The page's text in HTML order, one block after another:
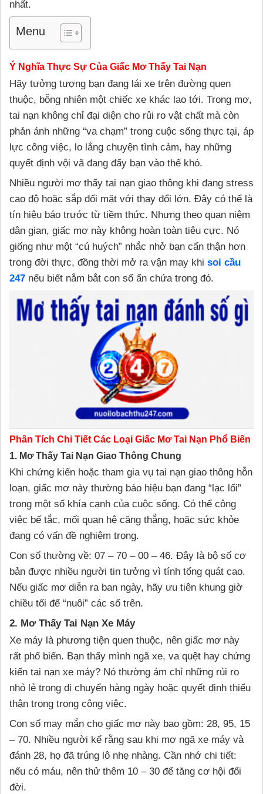
nhất.
Menu
Ý Nghĩa Thực Sự Của Giấc Mơ Thấy Tai Nạn
Hãy tưởng tượng bạn đang lái xe trên đường quen
thuộc, bỗng nhiên một chiếc xe khác lao tới. Trong mơ,
tai nạn không chỉ đại diện cho rủi ro vật chất mà còn
phản ánh những “va chạm” trong cuộc sống thực tại, áp
lực công việc, lo lắng chuyện tình cảm, hay những
quyết định vội vã đang đẩy bạn vào thế khó.
Nhiều người mơ thấy tai nạn giao thông khi đang stress
cao độ hoặc sắp đối mặt với thay đổi lớn. Đây có thể là
tín hiệu báo trước từ tiềm thức. Nhưng theo quan niệm
dân gian, giấc mơ này không hoàn toàn tiêu cực. Nó
giống như một “cú huých” nhắc nhở bạn cẩn thận hơn
trong đời thực, đồng thời mở ra vận may khi soi cầu
247 nếu biết nắm bắt con số ẩn chứa trong đó.
Phân Tích Chi Tiết Các Loại Giấc Mơ Tai Nạn Phổ Biến
1. Mơ Thấy Tai Nạn Giao Thông Chung
Khi chứng kiến hoặc tham gia vụ tai nạn giao thông hỗn
loạn, giấc mơ này thường báo hiệu bạn đang “lạc lối”
trong một số khía cạnh của cuộc sống. Có thể công
việc bế tắc, mối quan hệ căng thẳng, hoặc sức khỏe
đang có vấn đề nghiêm trọng.
Con số thường về: 07 – 70 – 00 – 46. Đây là bộ số cơ
bản được nhiều người tin tưởng vì tính tổng quát cao.
Nếu giấc mơ diễn ra ban ngày, hãy ưu tiên khung giờ
chiều tối để “nuôi” các số trên.
2. Mơ Thấy Tai Nạn Xe Máy
Xe máy là phương tiện quen thuộc, nên giấc mơ này
rất phổ biến. Bạn thấy mình ngã xe, va quệt hay chứng
kiến tai nạn xe máy? Nó thường ám chỉ những rủi ro
nhỏ lẻ trong di chuyển hàng ngày hoặc quyết định thiếu
thận trọng trong công việc.
Con số may mắn cho giấc mơ này bao gồm: 28, 95, 15
– 70. Nhiều người kể rằng sau khi mơ ngã xe máy và
đánh 28, họ đã trúng lô nhẹ nhàng. Cần nhớ chi tiết:
nếu có máu, nên thử thêm 10 – 30 để tăng cơ hội đổi
đời.